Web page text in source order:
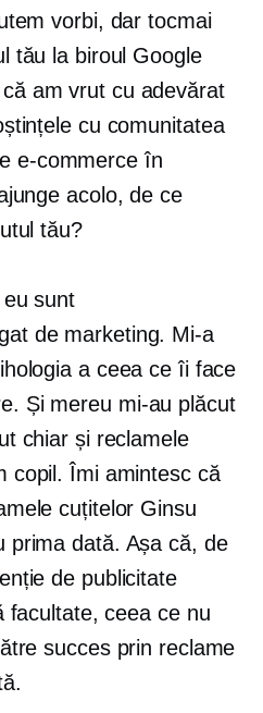
vorbi, dar tocmai
tău la biroul Google
am vrut cu adevărat
cu comunitatea
e-commerceîn
acolo, de ce
tău?
sunt
de marketing. Mi-a
a ceea ce îi face
Și mereu mi-au plăcut
chiar și reclamele
copil. Îmi amintesc că
cuțitelor Ginsu
prima dată. Așa că, de
de publicitate
facultate, ceea ce nu
succes prin reclame